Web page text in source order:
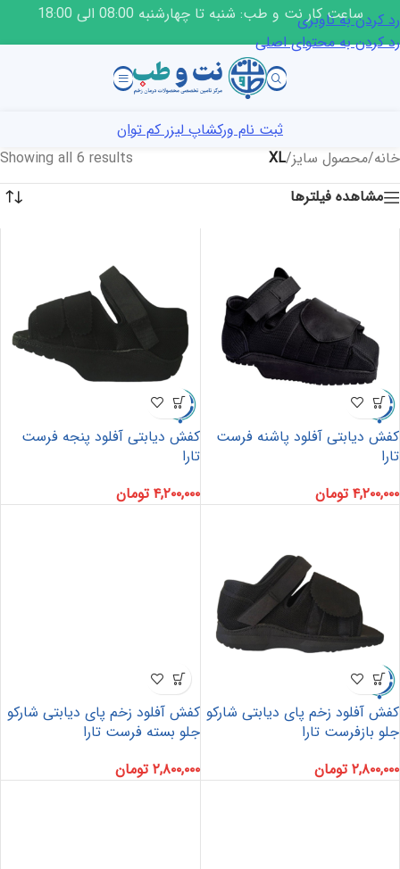
رد کردن به ناوبری
رد کردن به محتوای اصلی
ساعت کار نت و طب: شنبه تا چهارشنبه 08:00 الی 18:00
ثبت نام ورکشاپ لیزر کم توان
خانه/محصول سایز/
XL
Showing all 6 results
مشاهده فیلترها
کفش دیابتی آفلود پاشنه فرست
تارا
۴,۲۰۰,۰۰۰ تومان
کفش دیابتی آفلود پنجه فرست
تارا
۴,۲۰۰,۰۰۰ تومان
کفش آفلود زخم پای دیابتی شارکو
جلو بازفرست تارا
۲,۸۰۰,۰۰۰ تومان
کفش آفلود زخم پای دیابتی شارکو
جلو بسته فرست تارا
۲,۸۰۰,۰۰۰ تومان